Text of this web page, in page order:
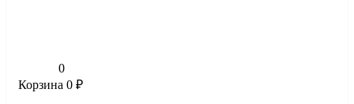
0
Корзина 0 ₽